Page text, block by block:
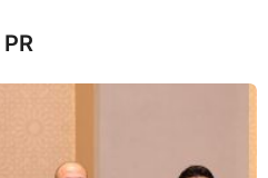
PR